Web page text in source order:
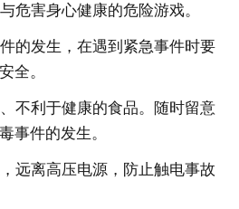
危害身心健康的危险游戏。
的发生，在遇到紧急事件时要
全。
不利于健康的食品。随时留意
事件的发生。
远离高压电源，防止触电事故